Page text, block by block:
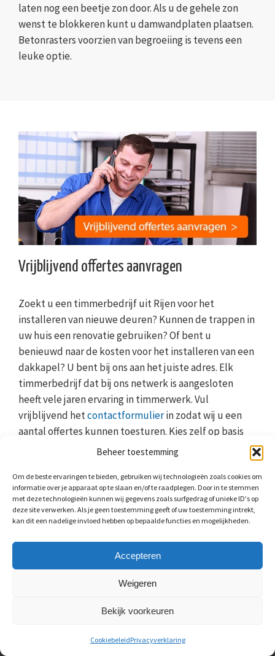
Beheer toestemming
Om de beste ervaringen te bieden, gebruiken wij technologieën zoals cookies om
informatie over je apparaat op te slaan en/of te raadplegen. Door in te stemmen
met deze technologieën kunnen wij gegevens zoals surfgedrag of unieke ID's op
deze site verwerken. Als je geen toestemming geeft of uw toestemming intrekt,
kan dit een nadelige invloed hebben op bepaalde functies en mogelijkheden.
Accepteren
Weigeren
Bekijk voorkeuren
CookiebeleidPrivacyverklaring
laten nog een beetje zon door. Als u de gehele zon
wenst te blokkeren kunt u damwandplaten plaatsen.
Betonrasters voorzien van begroeiing is tevens een
leuke optie.
Vrijblijvend offertes aanvragen
Zoekt u een timmerbedrijf uit Rijen voor het
installeren van nieuwe deuren? Kunnen de trappen in
uw huis een renovatie gebruiken? Of bent u
benieuwd naar de kosten voor het installeren van een
dakkapel? U bent bij ons aan het juiste adres. Elk
timmerbedrijf dat bij ons netwerk is aangesloten
heeft vele jaren ervaring in timmerwerk. Vul
vrijblijvend hetcontactformulierin zodat wij u een
aantal offertes kunnen toesturen. Kies zelf op basis
van het aanbod en de prijs of u met een timmerbedrijf
uit ons netwerk in zee gaat. Wat voor timmerwerk ook
nodig is, wij staan voor u klaar!
Via het netwerk van Maarten van Hout komt u direct
in contact met keukenspecialisten en